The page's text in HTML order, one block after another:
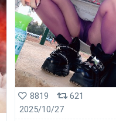
8819
621
2025/10/27